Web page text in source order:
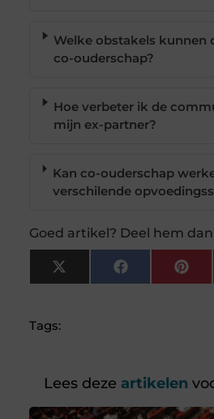
Welke obstakels kunnen
co-ouderschap?
Hoe verbeter ik de
mijn ex-partner?
Kan co-ouderschap
verschilende
Goed artikel? Deel hem
X
(Twitter)
Facebook
Tags:
Lees deze artikelen